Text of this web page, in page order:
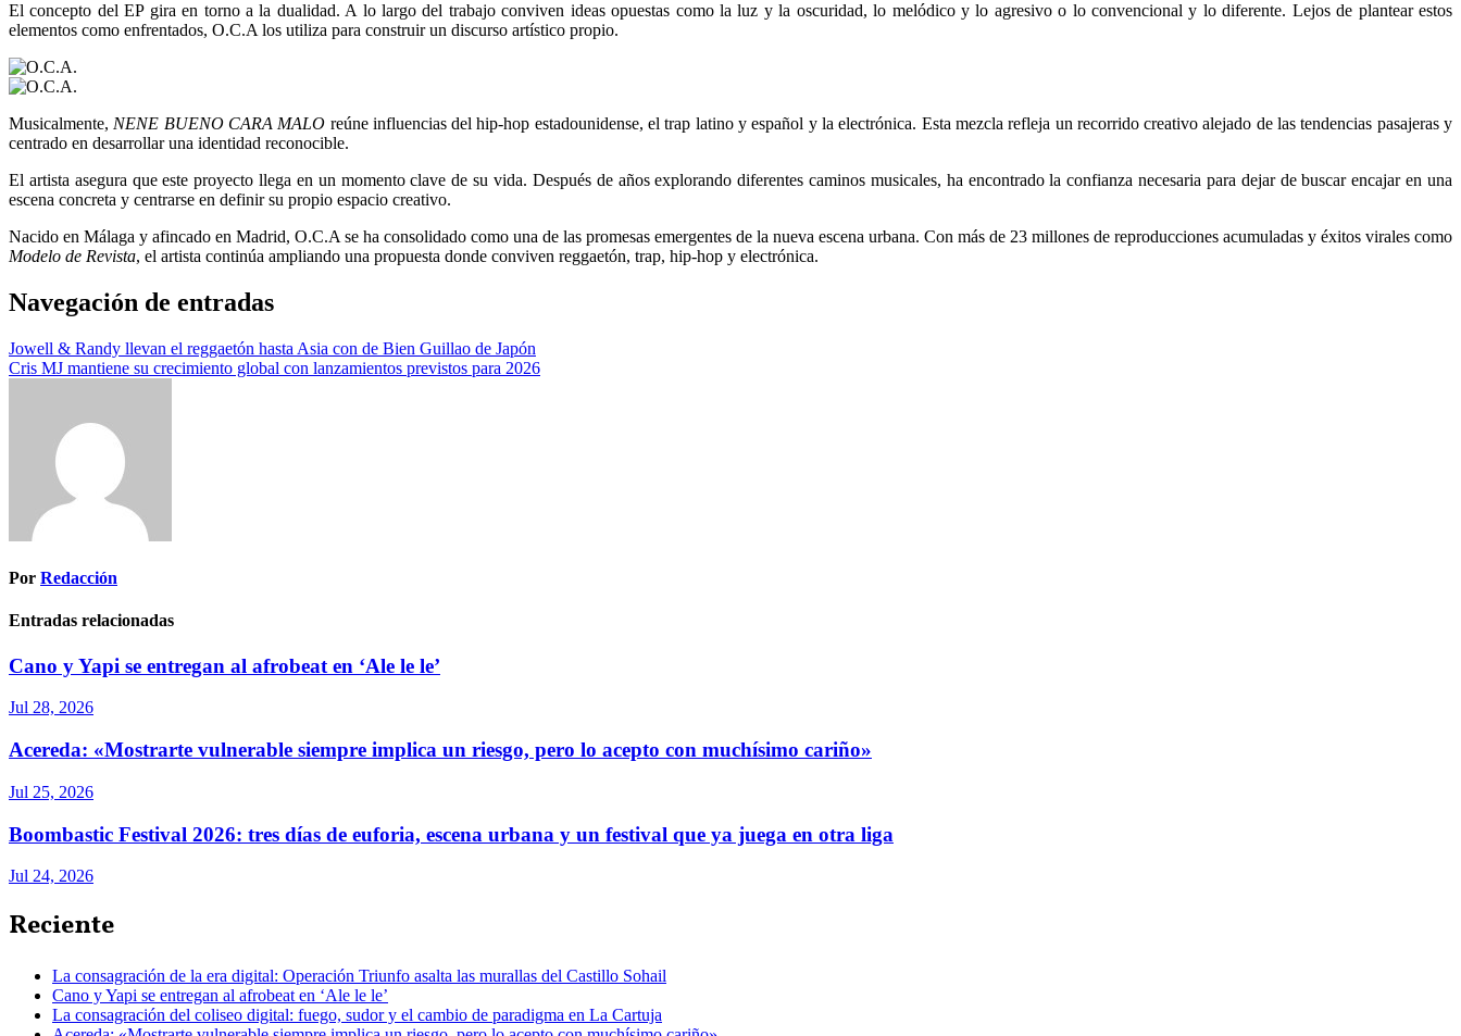
El concepto del EP gira en torno a la dualidad. A lo largo del trabajo conviven ideas opuestas como la luz y la oscuridad, lo melódico y lo agresivo o lo convencional y lo diferente. Lejos de plantear estos
elementos como enfrentados, O.C.A los utiliza para construir un discurso artístico propio.
Musicalmente, NENE BUENO CARA MALO reúne influencias del hip-hop estadounidense, el trap latino y español y la electrónica. Esta mezcla refleja un recorrido creativo alejado de las tendencias pasajeras y
centrado en desarrollar una identidad reconocible.
El artista asegura que este proyecto llega en un momento clave de su vida. Después de años explorando diferentes caminos musicales, ha encontrado la confianza necesaria para dejar de buscar encajar en una
escena concreta y centrarse en definir su propio espacio creativo.
Nacido en Málaga y afincado en Madrid, O.C.A se ha consolidado como una de las promesas emergentes de la nueva escena urbana. Con más de 23 millones de reproducciones acumuladas y éxitos virales como
Modelo de Revista, el artista continúa ampliando una propuesta donde conviven reggaetón, trap, hip-hop y electrónica.
Navegación de entradas
Jowell & Randy llevan el reggaetón hasta Asia con de Bien Guillao de Japón
Cris MJ mantiene su crecimiento global con lanzamientos previstos para 2026
Por Redacción
Entradas relacionadas
Cano y Yapi se entregan al afrobeat en ‘Ale le le’
Jul 28, 2026
Acereda: «Mostrarte vulnerable siempre implica un riesgo, pero lo acepto con muchísimo cariño»
Jul 25, 2026
Boombastic Festival 2026: tres días de euforia, escena urbana y un festival que ya juega en otra liga
Jul 24, 2026
Reciente
La consagración de la era digital: Operación Triunfo asalta las murallas del Castillo Sohail
Cano y Yapi se entregan al afrobeat en ‘Ale le le’
La consagración del coliseo digital: fuego, sudor y el cambio de paradigma en La Cartuja